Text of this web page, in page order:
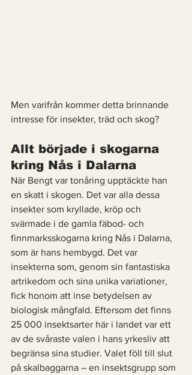
Men varifrån kommer detta brinnande
intresse för insekter, träd och skog?
Allt började i skogarna
kring Nås i Dalarna
När Bengt var tonåring upptäckte han
en skatt i skogen. Det var alla dessa
insekter som kryllade, kröp och
svärmade i de gamla fäbod- och
finnmarksskogarna kring Nås i Dalarna,
som är hans hembygd. Det var
insekterna som, genom sin fantastiska
artrikedom och sina unika variationer,
fick honom att inse betydelsen av
biologisk mångfald. Eftersom det finns
25 000 insektsarter här i landet var ett
av de svåraste valen i hans yrkesliv att
begränsa sina studier. Valet föll till slut
på skalbaggarna – en insektsgrupp som